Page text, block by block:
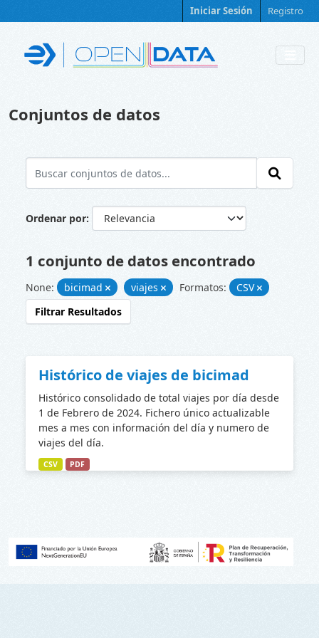
Iniciar Sesión Registro
Conjuntos de datos
Ordenar por
1 conjunto de datos encontrado
None: bicimad viajes Formatos:
CSV
Filtrar Resultados
Histórico de viajes de bicimad
Histórico consolidado de total viajes por día desde
1 de Febrero de 2024. Fichero único actualizable
mes a mes con información del día y numero de
viajes del día.
CSV PDF